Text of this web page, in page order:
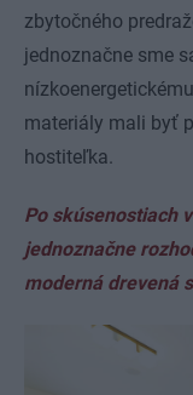
zbytočného
jednoznačne sme
materiály mali byť
hostiteľka.
Po skúsenostiach
jednoznačne
moderná drevená